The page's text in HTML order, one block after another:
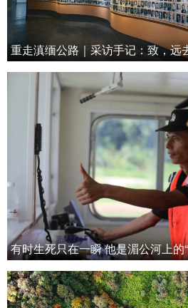
重走滇缅公路｜采访手记：致，远
有时生死只在一瞬 他是湄公河上的